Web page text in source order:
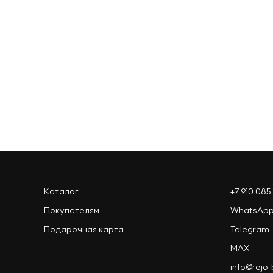
Каталог
Покупателям
Подарочная карта
+7 910 085
WhatsApp
Telegram
MAX